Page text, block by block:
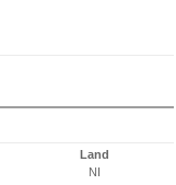
Land
NI